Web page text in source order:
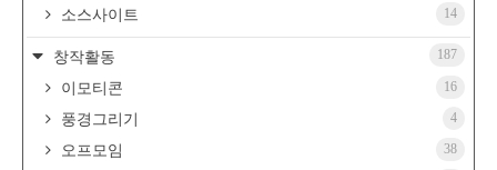
소스사이트 14
창작활동 187
이모티콘 16
풍경그리기 4
오프모임 38